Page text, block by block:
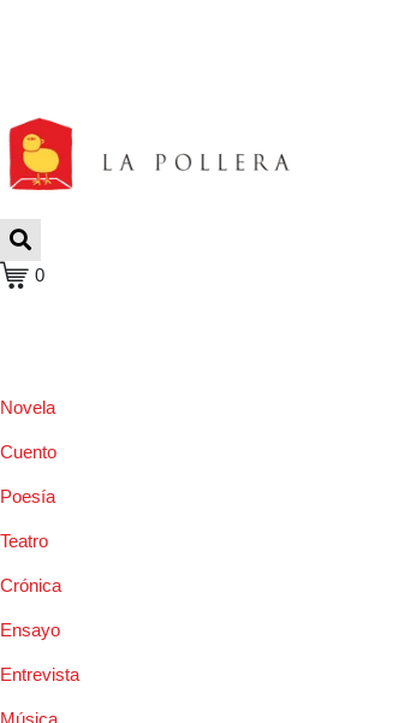
0
Novela
Cuento
Poesía
Teatro
Crónica
Ensayo
Entrevista
Música